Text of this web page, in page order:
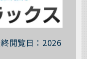
終閲覧日：2026